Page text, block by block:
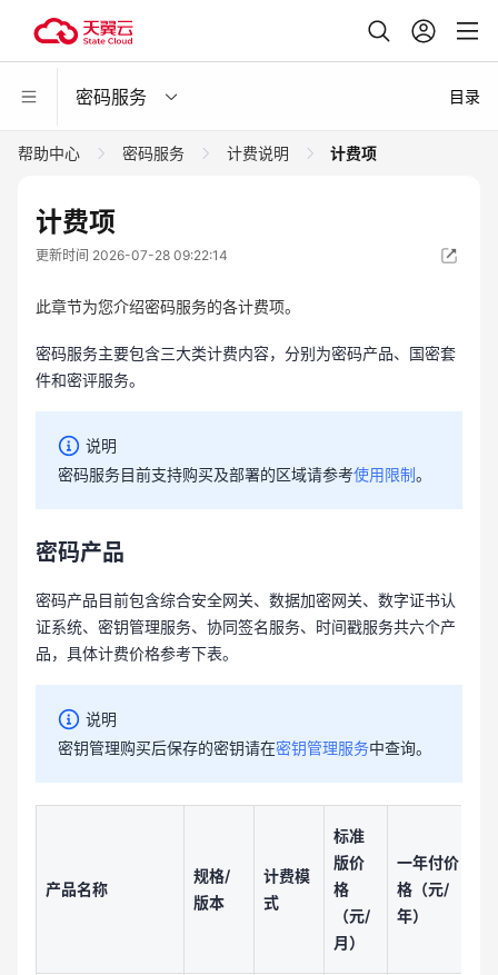
密码服务 目录
帮助中心 密码服务 计费说明 计费项
计费项
更新时间 2026-07-28 09:22:14
此章节为您介绍密码服务的各计费项。
密码服务主要包含三大类计费内容，分别为密码产品、国密套
件和密评服务。
说明
密码服务目前支持购买及部署的区域请参考使用限制。
密码产品
密码产品目前包含综合安全网关、数据加密网关、数字证书认
证系统、密钥管理服务、协同签名服务、时间戳服务共六个产
品，具体计费价格参考下表。
说明
密钥管理购买后保存的密钥请在密钥管理服务中查询。
产品名称
规格/
版本
计费模
式
标准
版价
格
（元/
月）
一年付价
格（元/
年）